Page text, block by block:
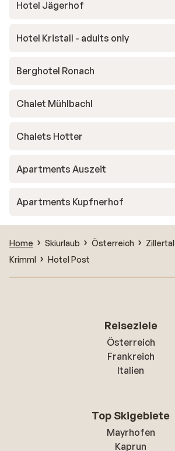
Hotel Jägerhof
Hotel Kristall - adults only
Berghotel Ronach
Chalet Mühlbachl
Chalets Hotter
Apartments Auszeit
Apartments Kupfnerhof
Home Skiurlaub Österreich Zillertal
Krimml
Hotel Post
Reiseziele
Österreich
Frankreich
Italien
Top Skigebiete
Mayrhofen
Kaprun